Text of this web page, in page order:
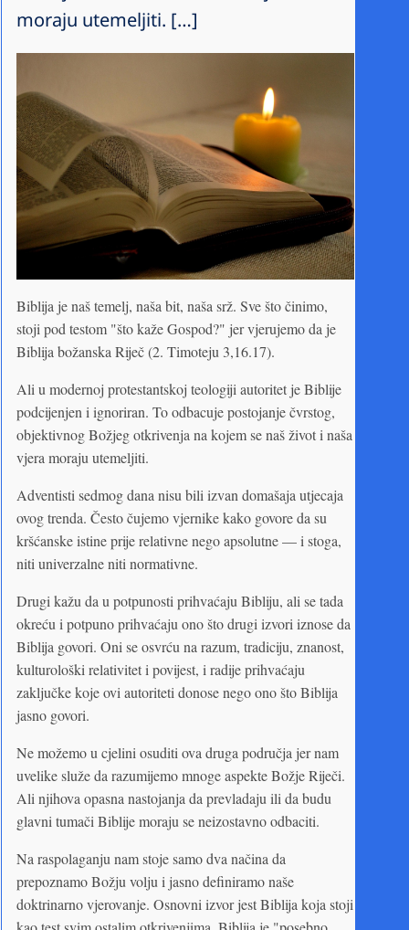
moraju utemeljiti. […]
Biblija je naš temelj, naša bit, naša srž. Sve što činimo,
stoji pod testom "što kaže Gospod?" jer vjerujemo da je
Biblija božanska Riječ (2. Timoteju 3,16.17).
Ali u modernoj protestantskoj teologiji autoritet je Biblije
podcijenjen i ignoriran. To odbacuje postojanje čvrstog,
objektivnog Božjeg otkrivenja na kojem se naš život i naša
vjera moraju utemeljiti.
Adventisti sedmog dana nisu bili izvan domašaja utjecaja
ovog trenda. Često čujemo vjernike kako govore da su
kršćanske istine prije relativne nego apsolutne — i stoga,
niti univerzalne niti normativne.
Drugi kažu da u potpunosti prihvaćaju Bibliju, ali se tada
okreću i potpuno prihvaćaju ono što drugi izvori iznose da
Biblija govori. Oni se osvrću na razum, tradiciju, znanost,
kulturološki relativitet i povijest, i radije prihvaćaju
zaključke koje ovi autoriteti donose nego ono što Biblija
jasno govori.
Ne možemo u cjelini osuditi ova druga područja jer nam
uvelike služe da razumijemo mnoge aspekte Božje Riječi.
Ali njihova opasna nastojanja da prevladaju ili da budu
glavni tumači Biblije moraju se neizostavno odbaciti.
Na raspolaganju nam stoje samo dva načina da
prepoznamo Božju volju i jasno definiramo naše
doktrinarno vjerovanje. Osnovni izvor jest Biblija koja stoji